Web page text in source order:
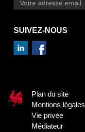
SUIVEZ-NOUS
Plan du site
Mentions légales
Vie privée
Médiateur